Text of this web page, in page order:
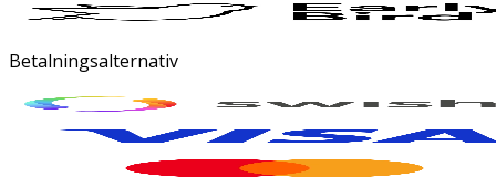
Betalningsalternativ